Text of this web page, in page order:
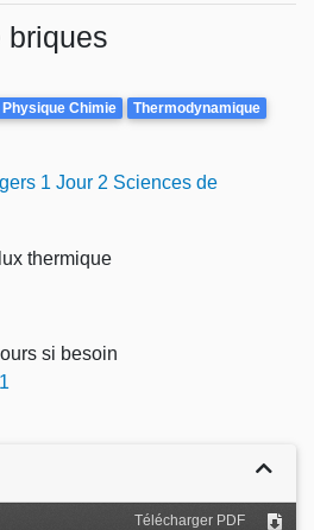
briques
Chimie Thermodynamique
1 Jour 2 Sciences de
thermique
si besoin